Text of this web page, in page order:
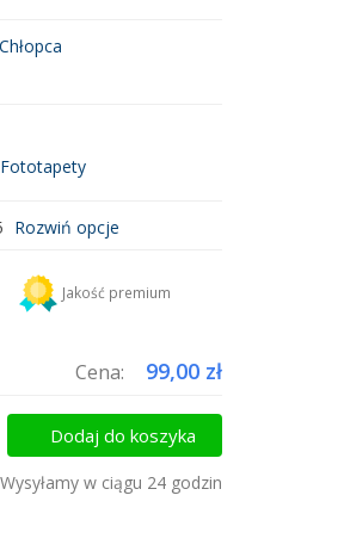
Fototapety
Rozwiń opcje
tylko raz!
Jakość premium
Cena: 99,00 zł
Dodaj do koszyka
Wysyłamy w ciągu 24 godzin